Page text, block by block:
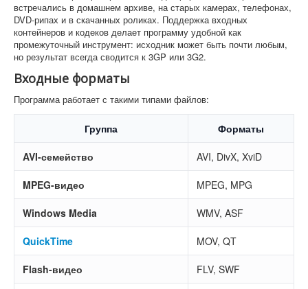
встречались в домашнем архиве, на старых камерах, телефонах,
DVD-рипах и в скачанных роликах. Поддержка входных
контейнеров и кодеков делает программу удобной как
промежуточный инструмент: исходник может быть почти любым,
но результат всегда сводится к 3GP или 3G2.
Входные форматы
Программа работает с такими типами файлов:
Группа Форматы
AVI-семейство AVI, DivX, XviD
MPEG-видео MPEG, MPG
Windows Media WMV, ASF
QuickTime MOV, QT
Flash-видео FLV, SWF